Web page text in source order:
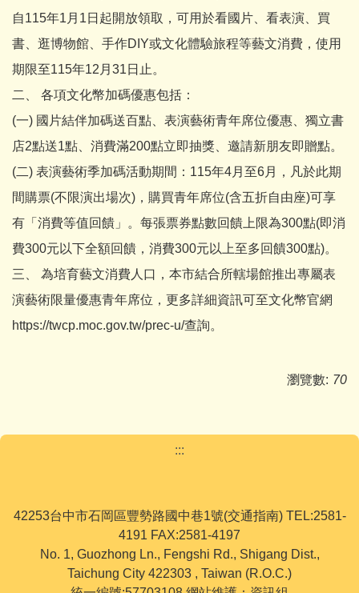
自115年1月1日起開放領取，可用於看國片、看表演、買
書、逛博物館、手作DIY或文化體驗旅程等藝文消費，使用
期限至115年12月31日止。
二、 各項文化幣加碼優惠包括：
(一) 國片結伴加碼送百點、表演藝術青年席位優惠、獨立書
店2點送1點、消費滿200點立即抽獎、邀請新朋友即贈點。
(二) 表演藝術季加碼活動期間：115年4月至6月，凡於此期
間購票(不限演出場次)，購買青年席位(含五折自由座)可享
有「消費等值回饋」。每張票券點數回饋上限為300點(即消
費300元以下全額回饋，消費300元以上至多回饋300點)。
三、 為培育藝文消費人口，本市結合所轄場館推出專屬表
演藝術限量優惠青年席位，更多詳細資訊可至文化幣官網
https://twcp.moc.gov.tw/prec-u/查詢。
瀏覽數: 70
:::
42253台中市石岡區豐勢路國中巷1號(交通指南) TEL:2581-
4191 FAX:2581-4197
No. 1, Guozhong Ln., Fengshi Rd., Shigang Dist.,
Taichung City 422303 , Taiwan (R.O.C.)